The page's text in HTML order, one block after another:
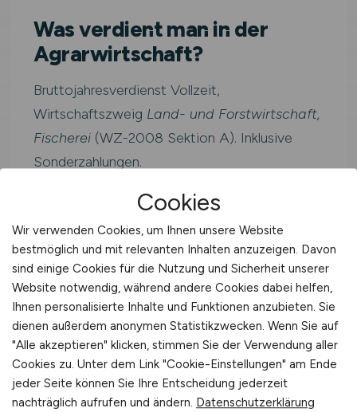
Was verdient man in der
Agrarwirtschaft?
Bruttojahresverdienst Vollzeit,
Wirtschaftszweig Land- und Forstwirtschaft,
Fischerei(WZ-2008 Sektion A). Inklusive
Sonderzahlungen.
Westdeutschlan
d
41.079
€/Jahr
≈ 3.423
€/Monat
Deutschland
40.425 €/Jahr
Westdeutschland
41.079 €/Jahr
Cookies
Wir verwenden Cookies, um Ihnen unsere Website
bestmöglich und mit relevanten Inhalten anzuzeigen. Davon
sind einige Cookies für die Nutzung und Sicherheit unserer
Website notwendig, während andere Cookies dabei helfen,
Ihnen personalisierte Inhalte und Funktionen anzubieten. Sie
dienen außerdem anonymen Statistikzwecken. Wenn Sie auf
"Alle akzeptieren" klicken, stimmen Sie der Verwendung aller
Cookies zu. Unter dem Link "Cookie-Einstellungen" am Ende
jeder Seite können Sie Ihre Entscheidung jederzeit
nachträglich aufrufen und ändern. Datenschutzerklärung